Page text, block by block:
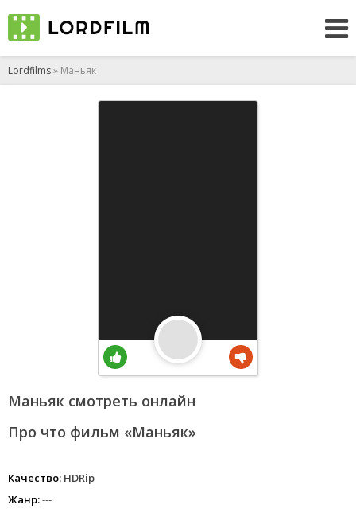
Lordfilms» Маньяк
Маньяк смотреть онлайн
Про что фильм «Маньяк»
Качество: HDRip
Жанр:---